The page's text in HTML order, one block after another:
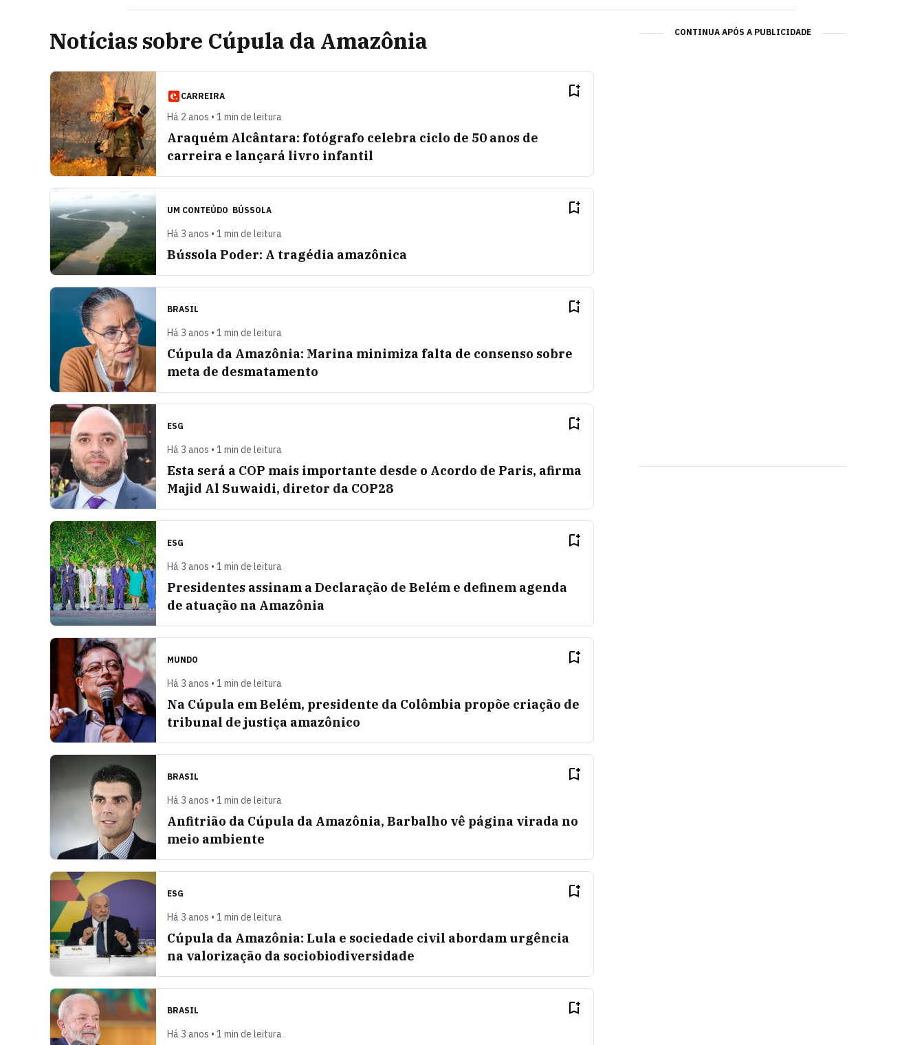
Notícias sobre Cúpula da Amazônia
CARREIRA
Há 2 anos • 1 min de leitura
Araquém Alcântara: fotógrafo celebra ciclo de 50 anos de
carreira e lançará livro infantil
UM CONTEÚDO BÚSSOLA
Há 3 anos • 1 min de leitura
Bússola Poder: A tragédia amazônica
BRASIL
Há 3 anos • 1 min de leitura
Cúpula da Amazônia: Marina minimiza falta de consenso sobre
meta de desmatamento
ESG
Há 3 anos • 1 min de leitura
Esta será a COP mais importante desde o Acordo de Paris, afirma
Majid Al Suwaidi, diretor da COP28
ESG
Há 3 anos • 1 min de leitura
Presidentes assinam a Declaração de Belém e definem agenda
de atuação na Amazônia
MUNDO
Há 3 anos • 1 min de leitura
Na Cúpula em Belém, presidente da Colômbia propõe criação de
tribunal de justiça amazônico
BRASIL
Há 3 anos • 1 min de leitura
Anfitrião da Cúpula da Amazônia, Barbalho vê página virada no
meio ambiente
ESG
Há 3 anos • 1 min de leitura
Cúpula da Amazônia: Lula e sociedade civil abordam urgência
na valorização da sociobiodiversidade
BRASIL
Há 3 anos • 1 min de leitura
CONTINUA APÓS A PUBLICIDADE